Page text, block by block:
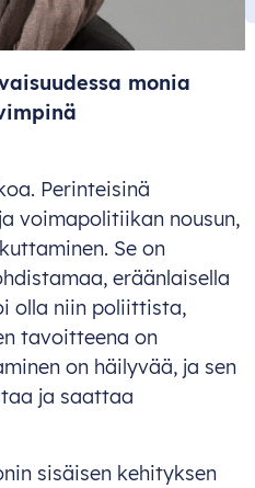
monia
Perinteisinä
voimapolitiikan nousun,
Se on
eräänlaisella
olla niin poliittista,
tavoitteena on
on häilyvää, ja sen
ja saattaa
sisäisen kehityksen